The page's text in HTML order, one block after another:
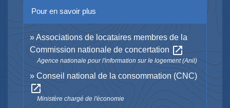
Pour en savoir plus
Associations de locataires membres de la
Commission nationale de concertation open_in_new
Agence nationale pour l'information sur le logement (Anil)
Conseil national de la consommation (CNC)
open_in_new
Ministère chargé de l'économie